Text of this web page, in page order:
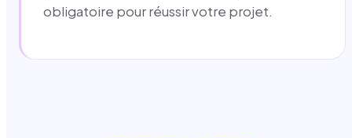
obligatoire pour réussir votre projet.